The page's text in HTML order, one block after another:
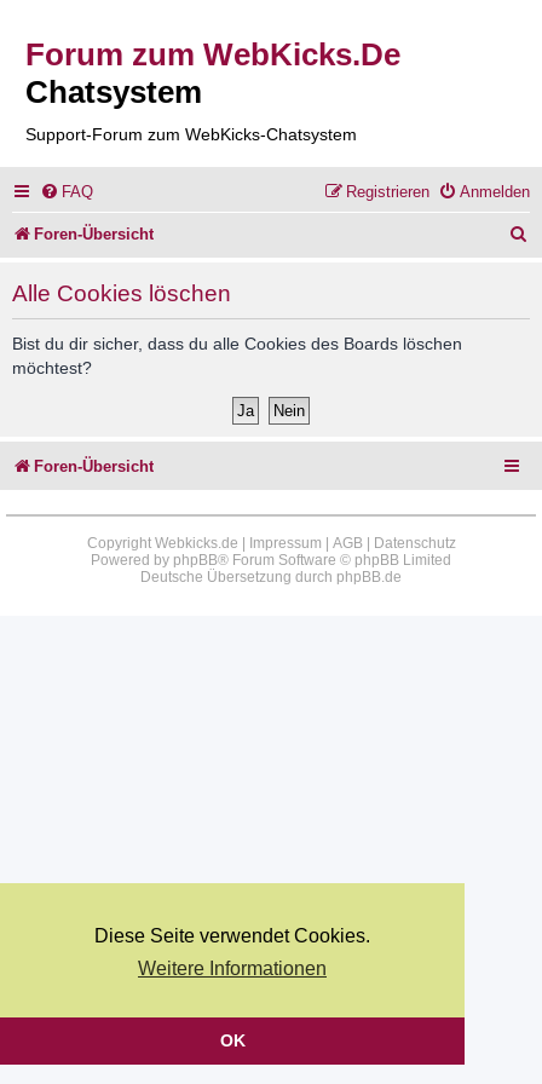
Diese Seite verwendet Cookies.
Weitere Informationen
OK
Forum zum WebKicks.De
Chatsystem
Support-Forum zum WebKicks-Chatsystem
FAQ Anmelden
Registrieren
Foren-Übersicht
Alle Cookies löschen
Bist du dir sicher, dass du alle Cookies des Boards löschen
möchtest?
Foren-Übersicht
Copyright Webkicks.de | Impressum AGB|
Datenschutz
Powered by phpBB® Forum Software © phpBB Limited
Deutsche Übersetzung durch phpBB.de